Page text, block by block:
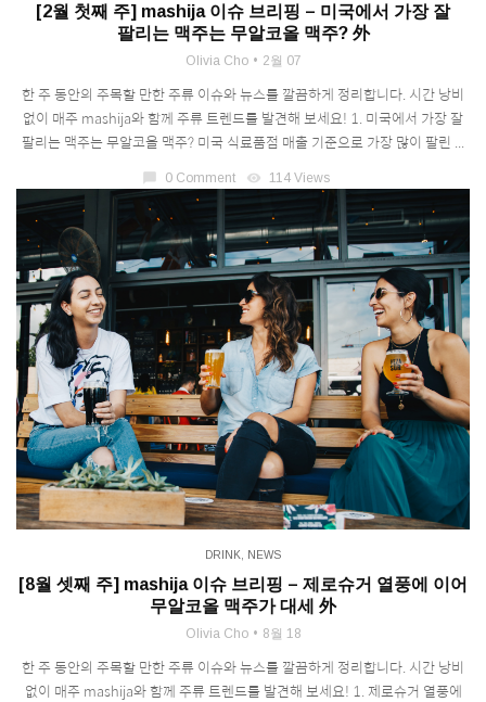
[2월 첫째 주] mashija 이슈 브리핑 – 미국에서 가장 잘
팔리는 맥주는 무알코올 맥주? 外
Olivia Cho 2월 07
한 주 동안의 주목할 만한 주류 이슈와 뉴스를 깔끔하게 정리합니다. 시간 낭비
없이 매주 mashija와 함께 주류 트렌드를 발견해 보세요! 1. 미국에서 가장 잘
팔리는 맥주는 무알코올 맥주? 미국 식료품점 매출 기준으로 가장 많이 팔린 ...
chat_bubble 0 Comment visibility 114 Views
DRINK NEWS
[8월 셋째 주] mashija 이슈 브리핑 – 제로슈거 열풍에 이어
무알코올 맥주가 대세 外
Olivia Cho 8월 18
한 주 동안의 주목할 만한 주류 이슈와 뉴스를 깔끔하게 정리합니다. 시간 낭비
없이 매주 mashija와 함께 주류 트렌드를 발견해 보세요! 1. 제로슈거 열풍에